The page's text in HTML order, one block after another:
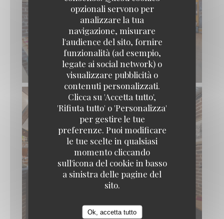
opzionali servono per
analizzare la tua
navigazione, misurare
l'audience del sito, fornire
funzionalità (ad esempio,
legate ai social network) o
visualizzare pubblicità o
contenuti personalizzati.
Clicca su 'Accetta tutto',
'Rifiuta tutto' o 'Personalizza'
per gestire le tue
preferenze. Puoi modificare
le tue scelte in qualsiasi
momento cliccando
sull'icona del cookie in basso
a sinistra delle pagine del
sito.
Ok, accetta tutto